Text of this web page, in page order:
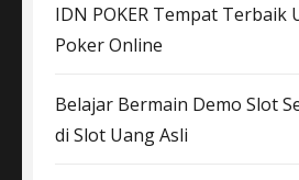
IDN POKER Tempat Terbaik
Poker Online
Belajar Bermain Demo Slot
di Slot Uang Asli